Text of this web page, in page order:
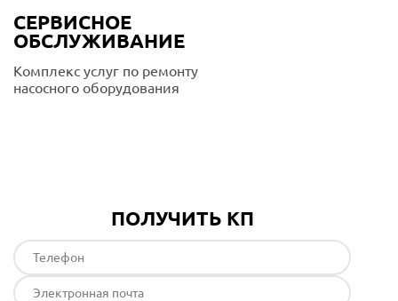
СЕРВИСНОЕ
ОБСЛУЖИВАНИЕ
Комплекс услуг по ремонту
насосного оборудования
ПОЛУЧИТЬ КП